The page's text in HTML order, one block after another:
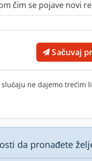
čim se pojave novi
Sačuvaj
ne dajemo trećim
da pronađete